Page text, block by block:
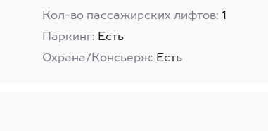
Кол-во пассажирских лифтов: 1
Паркинг: Есть
Охрана/Консьерж: Есть